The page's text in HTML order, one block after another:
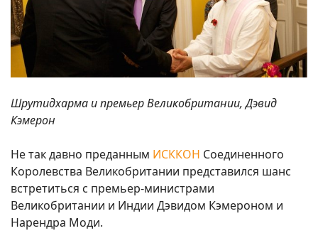
Шрутидхарма и премьер Великобритании, Дэвид
Кэмерон
Не так давно преданным ИСККОН Соединенного
Королевства Великобритании представился шанс
встретиться с премьер-министрами
Великобритании и Индии Дэвидом Кэмероном и
Нарендра Моди.